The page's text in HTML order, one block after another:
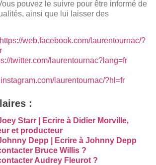
pouvez le suivre pour être informé de
ainsi que lui laisser des
https://web.facebook.com/laurentournac/?
twitter.com/laurentournac?lang=fr
laurentournac/?hl=fr
:
Starr | Ecrire à Didier Morville,
et producteur
Depp | Ecrire à Johnny Depp
Bruce Willis ?
Audrey Fleurot ?